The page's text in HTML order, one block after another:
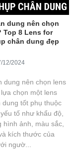
dung nên chọn
Top 8 Lens for
chân dung đẹp
12/2024
dung nên chọn lens
chọn một lens
dung tốt phụ thuộc
tố như khẩu độ,
hình ảnh, màu sắc,
kích thước của
ngườ...